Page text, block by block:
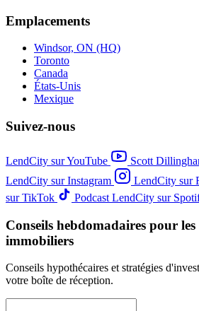
Emplacements
Windsor, ON (HQ)
Toronto
Canada
États-Unis
Mexique
Suivez-nous
LendCity sur YouTube
Scott
LendCity sur Instagram
LendCity sur
sur TikTok
Podcast LendCity sur
Conseils hebdomadaires pour les
immobiliers
Conseils hypothécaires et stratégies
votre boîte de réception.